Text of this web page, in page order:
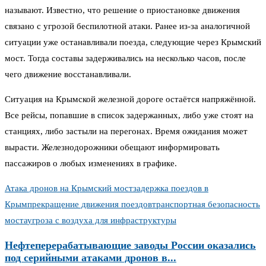
называют. Известно, что решение о приостановке движения
связано с угрозой беспилотной атаки. Ранее из-за аналогичной
ситуации уже останавливали поезда, следующие через Крымский
мост. Тогда составы задерживались на несколько часов, после
чего движение восстанавливали.
Ситуация на Крымской железной дороге остаётся напряжённой.
Все рейсы, попавшие в список задержанных, либо уже стоят на
станциях, либо застыли на перегонах. Время ожидания может
вырасти. Железнодорожники обещают информировать
пассажиров о любых изменениях в графике.
Атака дронов на Крымский мостзадержка поездов в
Крымпрекращение движения поездовтранспортная безопасность
мостаугроза с воздуха для инфраструктуры
Нефтеперерабатывающие заводы России оказались
под серийными атаками дронов в...